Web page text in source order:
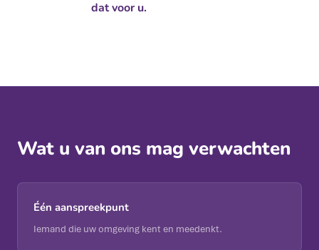
dat voor u.
Wat u van ons mag verwachten
Één aanspreekpunt
Iemand die uw omgeving kent en meedenkt.